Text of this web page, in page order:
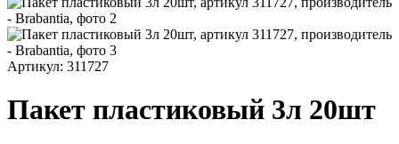
Артикул: 311727
Пакет пластиковый 3л 20шт